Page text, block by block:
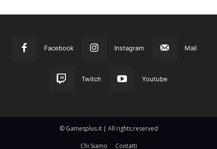
Facebook Instagram Mail
Twitch Youtube
© Gamesplus.it | All rights reserved
Chi Siamo Contatti